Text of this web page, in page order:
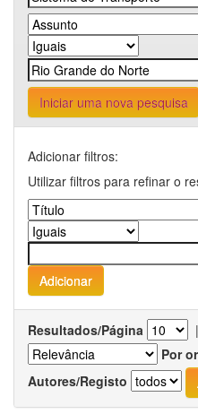
Iniciar uma nova pesquisa
Adicionar filtros:
Utilizar filtros para refinar o
Resultados/Página |
Por
Autores/Registo